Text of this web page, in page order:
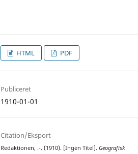
HTML PDF
Publiceret
1910-01-01
Citation/Eksport
Redaktionen, .-. (1910). [Ingen Titel].Geografisk